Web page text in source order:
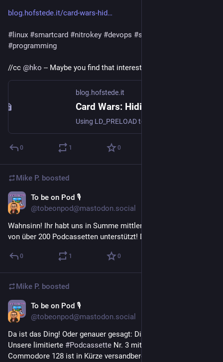
blog.hofstede.it/card-wars-hid
# linux #smartcard #nitrokey #devops #security
#programming
//cc @hko -- Maybe you find that interesting as well :)
blog.hofstede.it
0 1 0
Mike P. boosted
To be on Pod 🎙
@tobeonpod@mastodon.social
Wahnsinn! Ihr habt uns in Summe mittlerweile mit dem Kauf
von über 200 Podcassetten unterstützt! DANKE! 😍🔥🥳
0 1 0
Mike P. boosted
To be on Pod 🎙
@tobeonpod@mastodon.social
Da ist das Ding! Oder genauer gesagt: Die 128 Dinger! 😍
Unsere limitierte #Podcassette Nr. 3 mit der Geschichte des
Commodore 128 ist in Kürze versandbereit! Jetzt noch schnell